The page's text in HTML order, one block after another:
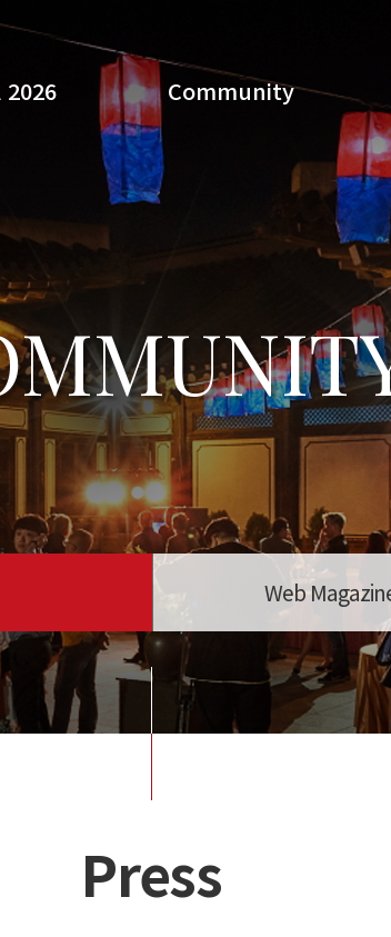
2026 CommunitySearch
Web
Press